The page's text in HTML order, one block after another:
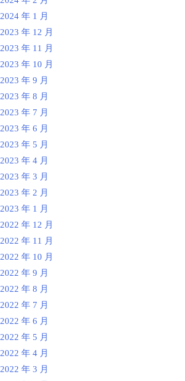
2024 年 1 月
2023 年 12 月
2023 年 11 月
2023 年 10 月
2023 年 9 月
2023 年 8 月
2023 年 7 月
2023 年 6 月
2023 年 5 月
2023 年 4 月
2023 年 3 月
2023 年 2 月
2023 年 1 月
2022 年 12 月
2022 年 11 月
2022 年 10 月
2022 年 9 月
2022 年 8 月
2022 年 7 月
2022 年 6 月
2022 年 5 月
2022 年 4 月
2022 年 3 月